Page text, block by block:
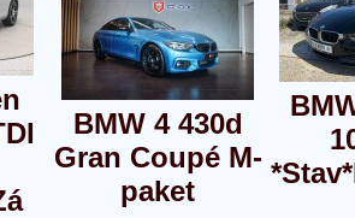
BMW 4 430d
Gran Coupé M-
paket